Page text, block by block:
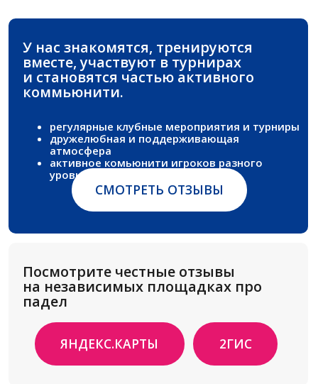
Оставьте заявку — мы подберём формат
и удобное время для тренировки.
ЗАПИСАТЬСЯ НА ТРЕНИРОВКУ
ЧАСТО ЗАДАВАЕМЫЕ ВОПРОСЫ